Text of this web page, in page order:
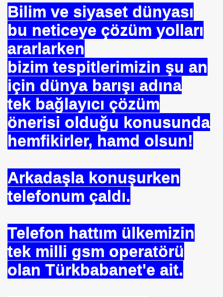
Bilim ve siyaset dünyası
bu neticeye çözüm yolları
ararlarken
bizim tespitlerimizin şu an
için dünya barışı adına
tek bağlayıcı çözüm
önerisi olduğu konusunda
hemfikirler, hamd olsun!
Arkadaşla konuşurken
telefonum çaldı.
Telefon hattım ülkemizin
tek milli gsm operatörü
olan Türkbabanet'e ait.